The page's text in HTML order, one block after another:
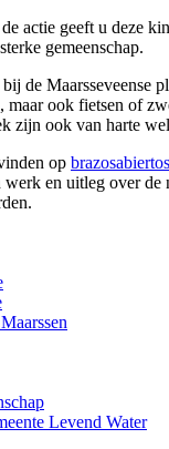
actie geeft u deze
gemeenschap.
de Maarsseveense
maar ook fietsen of
zijn ook van harte
op
en uitleg over de
Levend Water